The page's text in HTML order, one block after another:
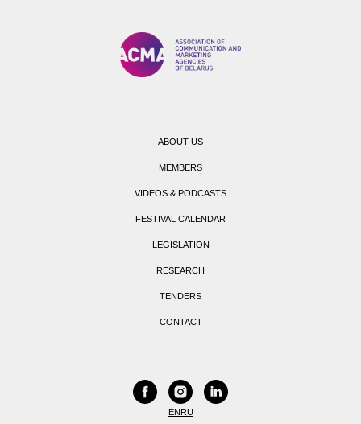
ABOUT US
MEMBERS
VIDEOS & PODCASTS
FESTIVAL CALENDAR
LEGISLATION
RESEARCH
TENDERS
CONTACT
ENRU